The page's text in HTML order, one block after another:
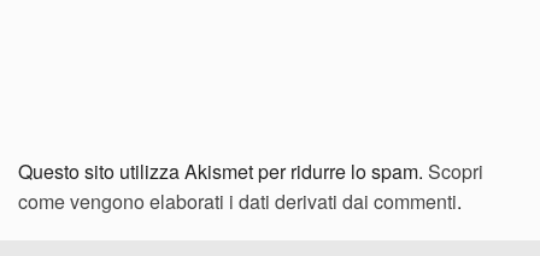
Questo sito utilizza Akismet per ridurre lo spam. Scopri
come vengono elaborati i dati derivati dai commenti.